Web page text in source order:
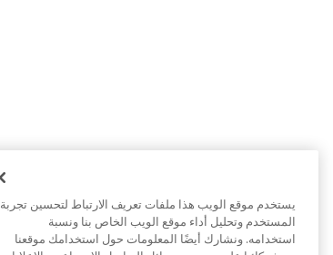
يستخدم موقع الويب هذا ملفات تعريف الارتباط لتحسين تجربة
المستخدم وتحليل أداء موقع الويب الخاص بنا ونسبة
استخدامه. ونشارك أيضًا المعلومات حول استخدامك موقعنا